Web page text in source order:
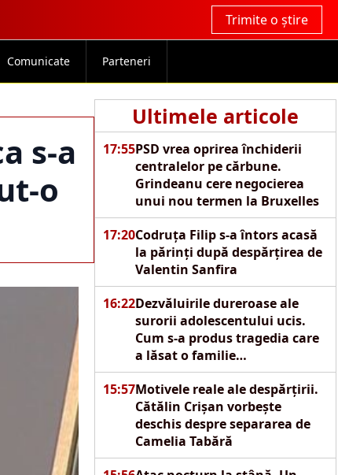
Trimite o știre
Comunicate Parteneri
s-a
o
Ultimele articole
17:55PSD vrea oprirea închiderii
centralelor pe cărbune.
Grindeanu cere negocierea
unui nou termen la Bruxelles
17:20Codruța Filip s-a întors acasă
la părinți după despărțirea de
Valentin Sanfira
16:22Dezvăluirile dureroase ale
surorii adolescentului ucis.
Cum s-a produs tragedia care
a lăsat o familie
îngenuncheată de durere
15:57Motivele reale ale despărțirii.
Cătălin Crișan vorbește
deschis despre separarea de
Camelia Tabără